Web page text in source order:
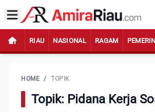
RIAU NASIONAL RAGAM
HOME / TOPIK
Topik: Pidana Kerja